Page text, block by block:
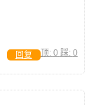
顶: 0 踩: 0
回复